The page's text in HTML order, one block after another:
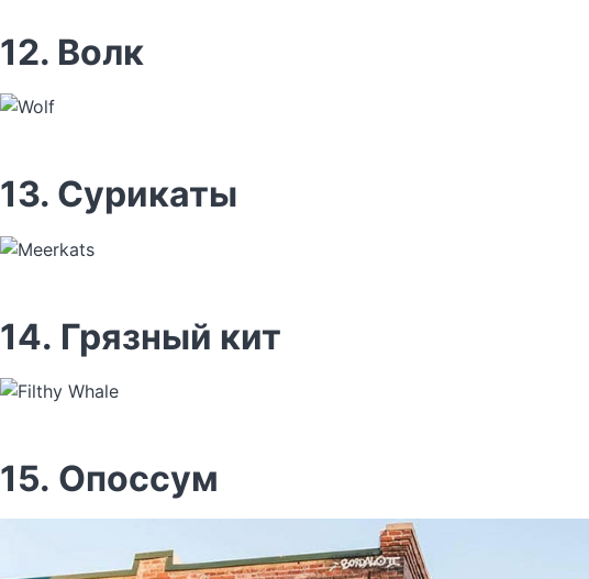
12. Волк
13. Сурикаты
14. Грязный кит
15. Опоссум